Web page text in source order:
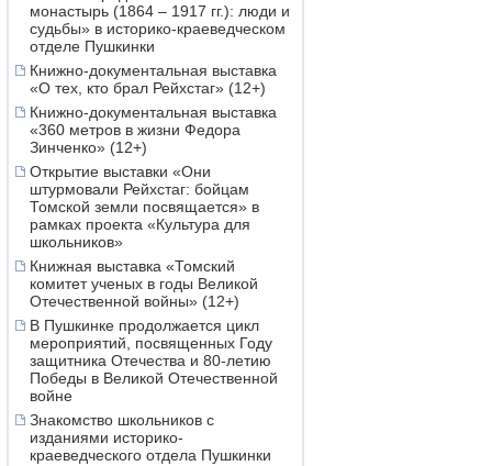
монастырь (1864 – 1917 гг.): люди и
судьбы» в историко-краеведческом
отделе Пушкинки
Книжно-документальная выставка
«О тех, кто брал Рейхстаг» (12+)
Книжно-документальная выставка
«360 метров в жизни Федора
Зинченко» (12+)
Открытие выставки «Они
штурмовали Рейхстаг: бойцам
Томской земли посвящается» в
рамках проекта «Культура для
школьников»
Книжная выставка «Томский
комитет ученых в годы Великой
Отечественной войны» (12+)
В Пушкинке продолжается цикл
мероприятий, посвященных Году
защитника Отечества и 80-летию
Победы в Великой Отечественной
войне
Знакомство школьников с
изданиями историко-
краеведческого отдела Пушкинки